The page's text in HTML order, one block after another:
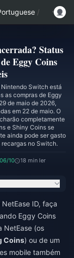
/
Status
Eggy Coins
Switch está
as compras de Eggy
de maio de 2026,
em 22 de maio. O
completamente
e Shiny Coins se
ainda pode ser gasto
no Switch.
10 18 min ler
ID, faça
Eggy Coins
NetEase (os
Coins) ou de um
mobile também